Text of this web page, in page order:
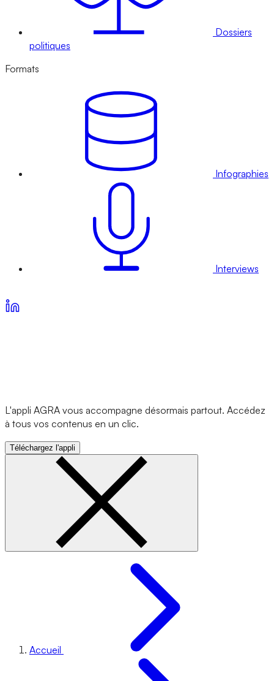
Dossiers
politiques
Formats
Infographies
Interviews
L'appli AGRA vous accompagne désormais partout. Accédez
à tous vos contenus en un clic.
Téléchargez l'appli
Accueil